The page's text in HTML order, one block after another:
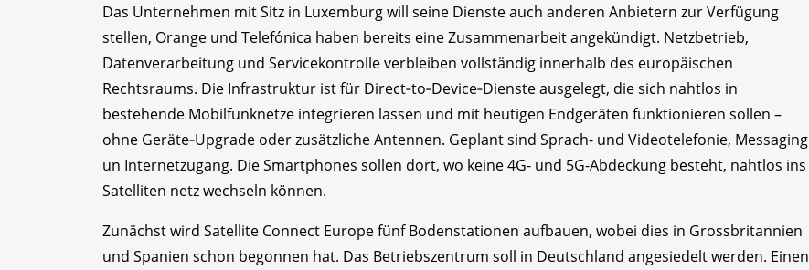
Das Unternehmen mit Sitz in Luxemburg will seine Dienste auch anderen Anbietern zur Verfügung
stellen, Orange und Telefónica haben bereits eine Zusammenarbeit angekündigt. Netzbetrieb,
Datenverarbeitung und Servicekontrolle verbleiben vollständig innerhalb des europäischen
Rechtsraums. Die Infrastruktur ist für Direct‑to‑Device‑Dienste ausgelegt, die sich nahtlos in
bestehende Mobilfunknetze integrieren lassen und mit heutigen Endgeräten funktionieren sollen –
ohne Geräte‑Upgrade oder zusätzliche Antennen. Geplant sind Sprach- und Videotelefonie, Messaging
un Internetzugang. Die Smartphones sollen dort, wo keine 4G- und 5G-Abdeckung besteht, nahtlos ins
Satelliten netz wechseln können.
Zunächst wird Satellite Connect Europe fünf Bodenstationen aufbauen, wobei dies in Grossbritannien
und Spanien schon begonnen hat. Das Betriebszentrum soll in Deutschland angesiedelt werden. Einen